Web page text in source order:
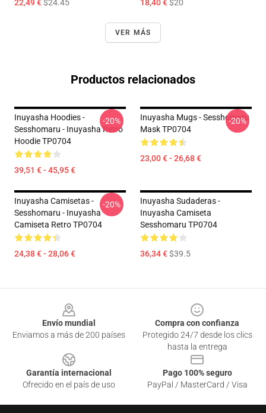
22,49 €$24.45 18,40 €$20
VER MÁS
Productos relacionados
Inuyasha Hoodies -
Sesshomaru - Inuyasha Retro
Hoodie TP0704
39,51 € - 45,95 €
-20%
Inuyasha Mugs - Sesshomaru
Mask TP0704
23,00 € - 26,68 €
-20%
Inuyasha Camisetas -
Sesshomaru - Inuyasha
Camiseta Retro TP0704
24,38 € - 28,06 €
-20%
Inuyasha Sudaderas -
Inuyasha Camiseta
Sesshomaru TP0704
36,34 €$39.5
Envío mundial
Enviamos a más de 200 países
Compra con confianza
Protegido 24/7 desde los clics
hasta la entrega
Garantía internacional
Ofrecido en el país de uso
Pago 100% seguro
PayPal / MasterCard / Visa